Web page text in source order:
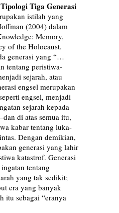
Tiga Generasi
istilah yang
(2004) dalam
Memory,
of the Holocaust.
generasi yang “…
tentang peristiwa-
sejarah, atau
engsel merupakan
engsel, menjadi
sejarah kepada
di atas semua itu,
kabar tentang luka-
Dengan demikian,
generasi yang lahir
katastrof. Generasi
tentang
yang tak sedikit;
era yang banyak
itu sebagai “eranya